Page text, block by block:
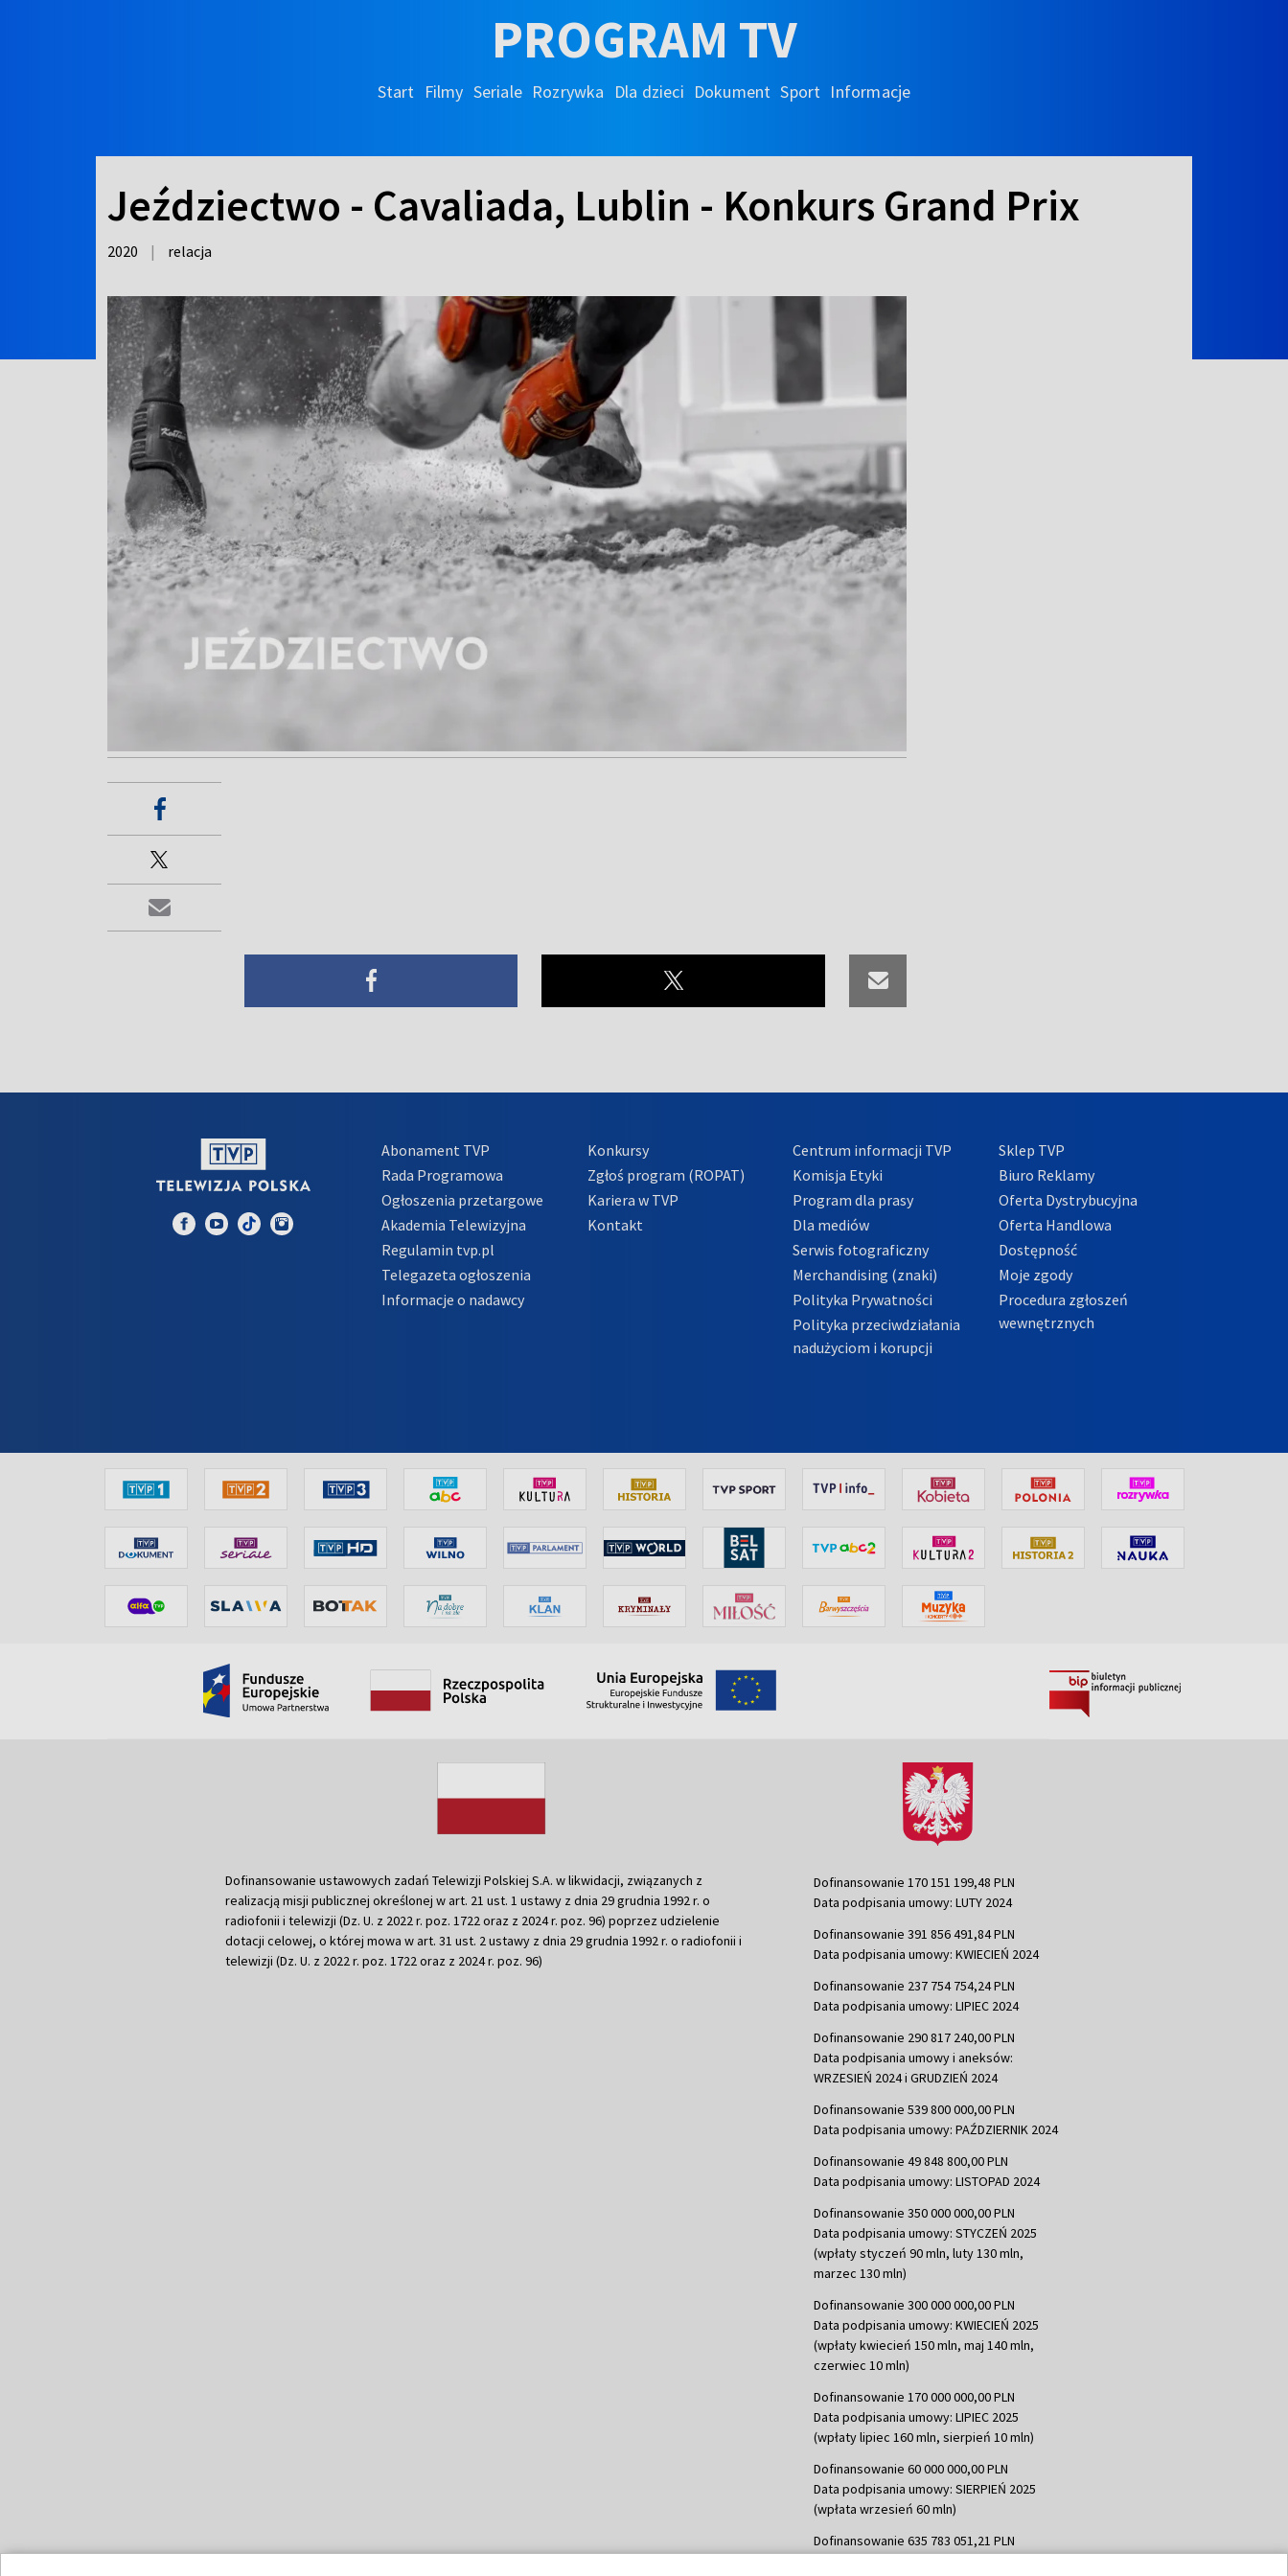
PROGRAM TV
Start Filmy Seriale Rozrywka Dla dzieci Dokument Sport Informacje
Jeździectwo - Cavaliada, Lublin - Konkurs Grand Prix
2020 | relacja
Abonament TVP
Rada Programowa
Ogłoszenia przetargowe
Akademia Telewizyjna
Regulamin tvp.pl
Telegazeta ogłoszenia
Informacje o nadawcy
Konkursy
Zgłoś program (ROPAT)
Kariera w TVP
Kontakt
Centrum informacji TVP
Komisja Etyki
Program dla prasy
Dla mediów
Serwis fotograficzny
Merchandising (znaki)
Polityka Prywatności
Polityka przeciwdziałania
nadużyciom i korupcji
Sklep TVP
Biuro Reklamy
Oferta Dystrybucyjna
Oferta Handlowa
Dostępność
Moje zgody
Procedura zgłoszeń
wewnętrznych
Dofinansowanie ustawowych zadań Telewizji Polskiej S.A. w likwidacji, związanych z
realizacją misji publicznej określonej w art. 21 ust. 1 ustawy z dnia 29 grudnia 1992 r. o
radiofonii i telewizji (Dz. U. z 2022 r. poz. 1722 oraz z 2024 r. poz. 96) poprzez udzielenie
dotacji celowej, o której mowa w art. 31 ust. 2 ustawy z dnia 29 grudnia 1992 r. o radiofonii i
telewizji (Dz. U. z 2022 r. poz. 1722 oraz z 2024 r. poz. 96)
Dofinansowanie 170 151 199,48 PLN
Data podpisania umowy: LUTY 2024
Dofinansowanie 391 856 491,84 PLN
Data podpisania umowy: KWIECIEŃ 2024
Dofinansowanie 237 754 754,24 PLN
Data podpisania umowy: LIPIEC 2024
Dofinansowanie 290 817 240,00 PLN
Data podpisania umowy i aneksów:
WRZESIEŃ 2024 i GRUDZIEŃ 2024
Dofinansowanie 539 800 000,00 PLN
Data podpisania umowy: PAŹDZIERNIK 2024
Dofinansowanie 49 848 800,00 PLN
Data podpisania umowy: LISTOPAD 2024
Dofinansowanie 350 000 000,00 PLN
Data podpisania umowy: STYCZEŃ 2025
(wpłaty styczeń 90 mln, luty 130 mln,
marzec 130 mln)
Dofinansowanie 300 000 000,00 PLN
Data podpisania umowy: KWIECIEŃ 2025
(wpłaty kwiecień 150 mln, maj 140 mln,
czerwiec 10 mln)
Dofinansowanie 170 000 000,00 PLN
Data podpisania umowy: LIPIEC 2025
(wpłaty lipiec 160 mln, sierpień 10 mln)
Dofinansowanie 60 000 000,00 PLN
Data podpisania umowy: SIERPIEŃ 2025
(wpłata wrzesień 60 mln)
Dofinansowanie 635 783 051,21 PLN